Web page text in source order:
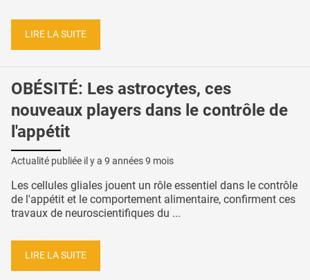
LIRE LA SUITE
OBÉSITÉ: Les astrocytes, ces
nouveaux players dans le contrôle de
l'appétit
Actualité publiée il y a 9 années 9 mois
Les cellules gliales jouent un rôle essentiel dans le contrôle
de l'appétit et le comportement alimentaire, confirment ces
travaux de neuroscientifiques du ...
LIRE LA SUITE